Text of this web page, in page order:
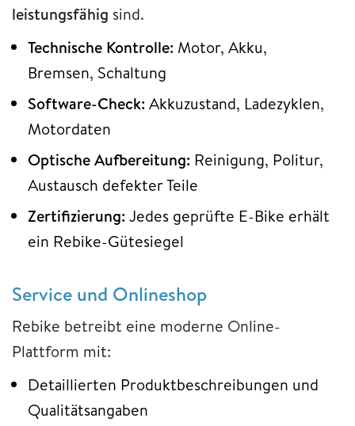
leistungsfähig sind.
Technische Kontrolle: Motor, Akku,
Bremsen, Schaltung
Software-Check: Akkuzustand, Ladezyklen,
Motordaten
Optische Aufbereitung: Reinigung, Politur,
Austausch defekter Teile
Zertifizierung: Jedes geprüfte E-Bike erhält
ein Rebike-Gütesiegel
Service und Onlineshop
Rebike betreibt eine moderne Online-
Plattform mit:
Detaillierten Produktbeschreibungen und
Qualitätsangaben